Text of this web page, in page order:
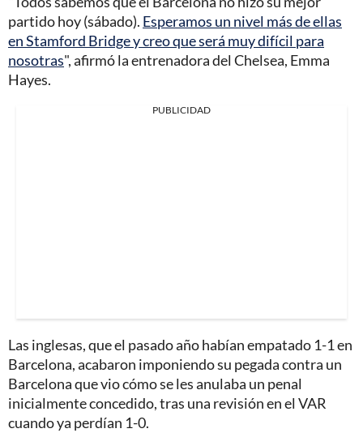
partido hoy (sábado). Esperamos un nivel más de ellas
en Stamford Bridge y creo que será muy difícil para
nosotras", afirmó la entrenadora del Chelsea, Emma
Hayes.
PUBLICIDAD
Las inglesas, que el pasado año habían empatado 1-1 en
Barcelona, acabaron imponiendo su pegada contra un
Barcelona que vio cómo se les anulaba un penal
inicialmente concedido, tras una revisión en el VAR
cuando ya perdían 1-0.